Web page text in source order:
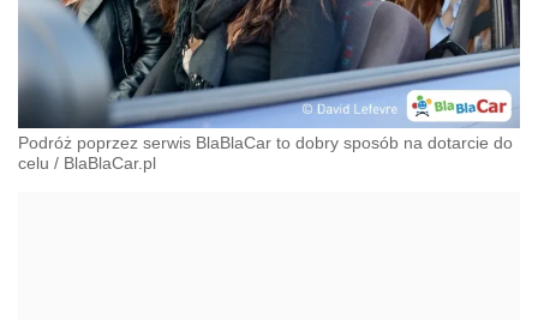
Podróż poprzez serwis BlaBlaCar to dobry sposób na dotarcie do
celu / BlaBlaCar.pl